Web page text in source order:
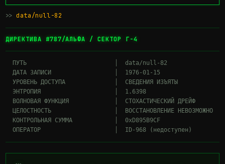
>> data/null-82
ДИРЕКТИВА #787/АЛЬФА / СЕКТОР Г-4
  ПУТЬ                         │  data/null-82
  ДАТА ЗАПИСИ                  │  1976-01-15
  УРОВЕНЬ ДОСТУПА              │  СВЕДЕНИЯ ИЗЪЯТЫ
  ЭНТРОПИЯ                     │  1.6398
  ВОЛНОВАЯ ФУНКЦИЯ             │  СТОХАСТИЧЕСКИЙ ДРЕЙФ
  ЦЕЛОСТНОСТЬ                  │  ВОССТАНОВЛЕНИЕ НЕВОЗМОЖНО
  КОНТРОЛЬНАЯ СУММА            │  0xD895B9CF